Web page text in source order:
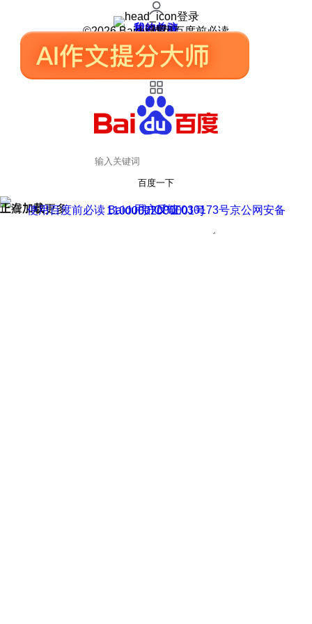
登录
我的关注
我的收藏
皮肤中心
用户反馈
设置
©2026 Baidu 使用百度前必读
百度一下
正在加载
上滑加载更多 用户反馈
使用百度前必读 Baidu 京ICP证030173号
京公网安备11000002000001号